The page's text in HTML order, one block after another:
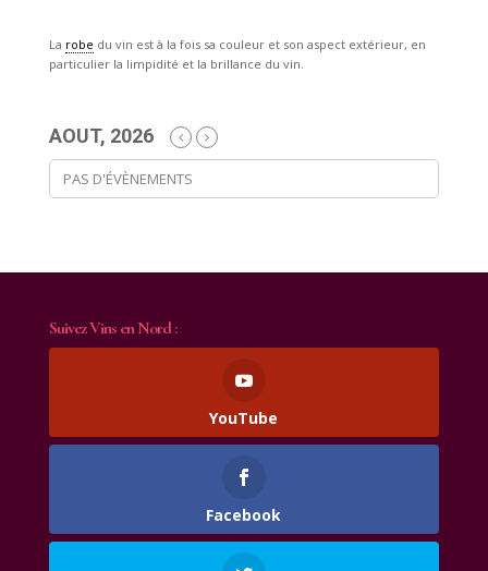
La robe du vin est à la fois sa couleur et son aspect extérieur, en
particulier la limpidité et la brillance du vin.
AOUT, 2026
PAS D'ÉVÈNEMENTS
Suivez Vins en Nord :
YouTube
Facebook